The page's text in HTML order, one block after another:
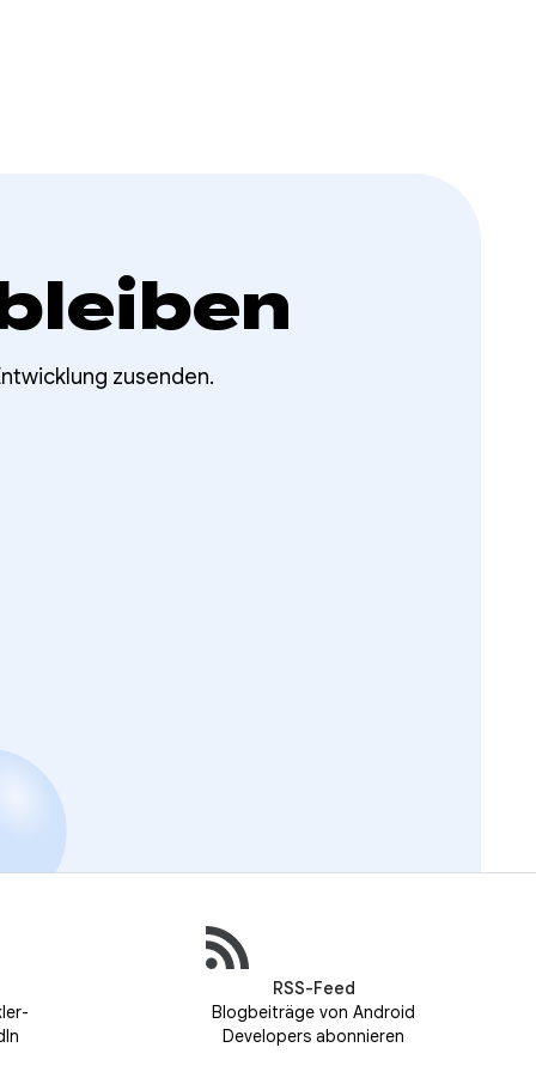
zusenden.
RSS-Feed
Blogbeiträge von Android
Developers abonnieren